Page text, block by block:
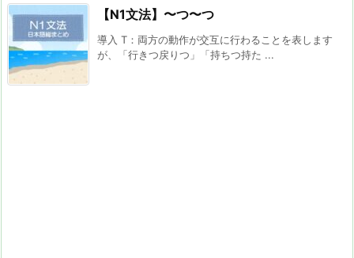
【N1文法】〜つ〜つ
導入 T：両方の動作が交互に行わることを表します
が、「行きつ戻りつ」「持ちつ持た ...